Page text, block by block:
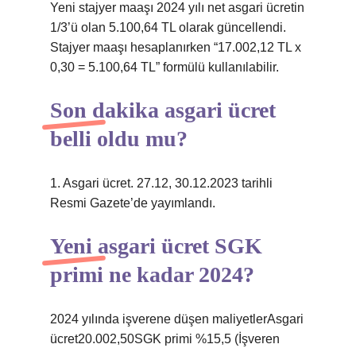
Yeni stajyer maaşı 2024 yılı net asgari ücretin
1/3’ü olan 5.100,64 TL olarak güncellendi.
Stajyer maaşı hesaplanırken “17.002,12 TL x
0,30 = 5.100,64 TL” formülü kullanılabilir.
Son dakika asgari ücret
belli oldu mu?
1. Asgari ücret. 27.12, 30.12.2023 tarihli
Resmi Gazete’de yayımlandı.
Yeni asgari ücret SGK
primi ne kadar 2024?
2024 yılında işverene düşen maliyetlerAsgari
ücret20.002,50SGK primi %15,5 (İşveren